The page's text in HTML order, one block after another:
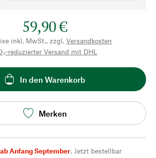
59,90 €
inkl. MwSt., zzgl. Versandkosten
reduzierter Versand mit DHL
In den Warenkorb
Merken
Anfang September, Jetzt bestellbar